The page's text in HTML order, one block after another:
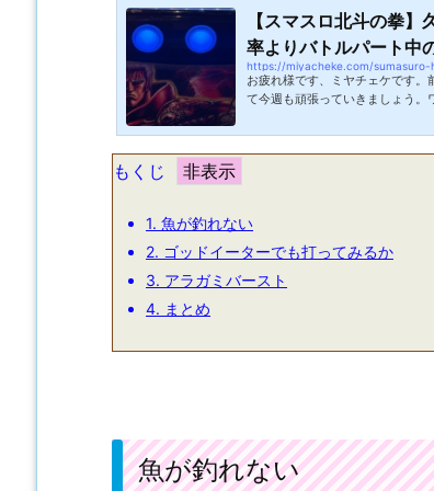
【スマスロ北斗の拳
率よりバトルパート中
https://miyacheke.com/sumasuro-
お疲れ様です、ミヤチェケです
て今週も頑張っていきましょう。
からこそその先の休日で幸せをよ
番のスパイス的な事ですね。天井
もくじ
1. 魚が釣れない
2. ゴッドイーターでも打ってみるか
3. アラガミバースト
4. まとめ
魚が釣れない